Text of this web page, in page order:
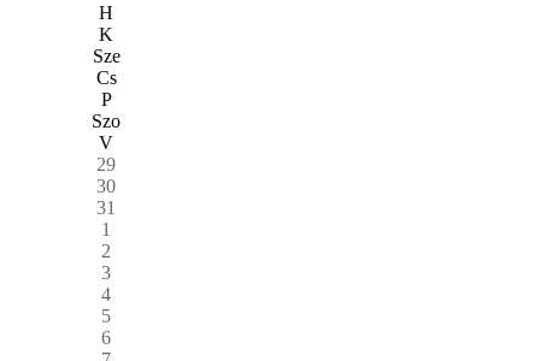
H
K
Sze
Cs
P
Szo
V
29
30
31
1
2
3
4
5
6